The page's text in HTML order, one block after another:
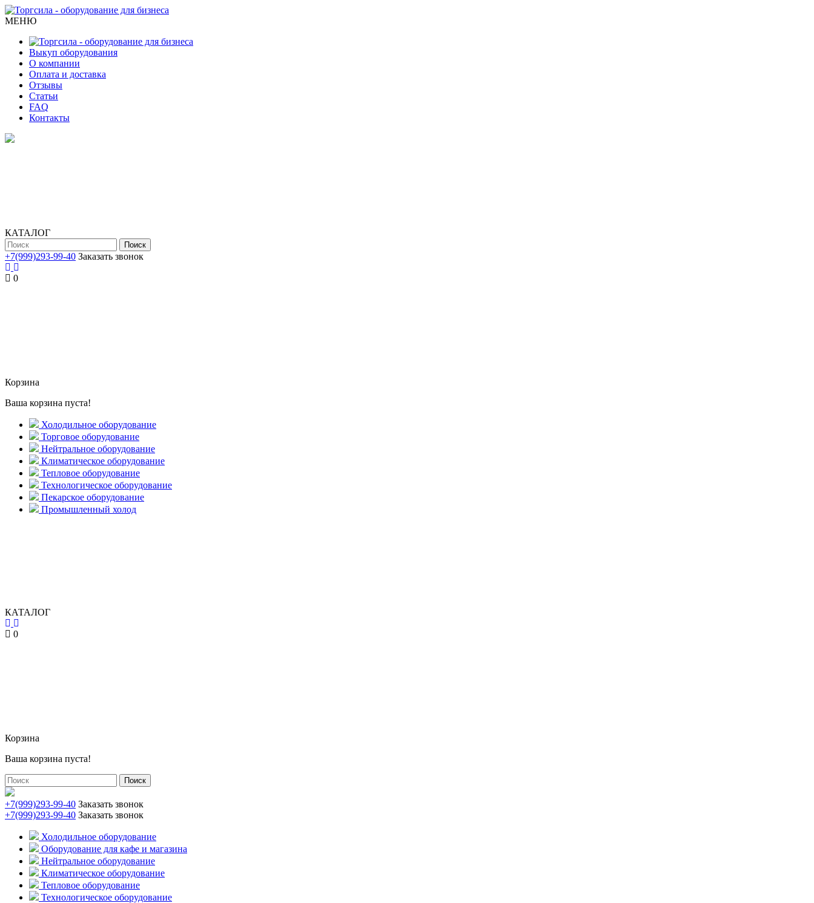
МЕНЮ
Выкуп оборудования
О компании
Оплата и доставка
Отзывы
Статьи
FAQ
Контакты
КАТАЛОГ
Поиск
+7(999)293-99-40 Заказать звонок
0
Корзина
Ваша корзина пуста!
Холодильное оборудование
Торговое оборудование
Нейтральное оборудование
Климатическое оборудование
Тепловое оборудование
Технологическое оборудование
Пекарское оборудование
Промышленный холод
КАТАЛОГ
0
Корзина
Ваша корзина пуста!
Поиск
+7(999)293-99-40 Заказать звонок
+7(999)293-99-40 Заказать звонок
Холодильное оборудование
Оборудование для кафе и магазина
Нейтральное оборудование
Климатическое оборудование
Тепловое оборудование
Технологическое оборудование